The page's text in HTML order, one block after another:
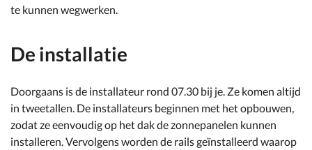
te kunnen wegwerken.
De installatie
Doorgaans is de installateur rond 07.30 bij je. Ze komen altijd
in tweetallen. De installateurs beginnen met het opbouwen,
zodat ze eenvoudig op het dak de zonnepanelen kunnen
installeren. Vervolgens worden de rails geïnstalleerd waarop